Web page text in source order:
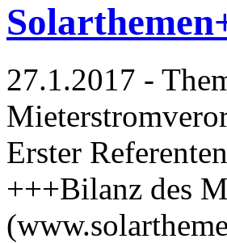
27.1.2017 -
Erster
+++Bilanz des